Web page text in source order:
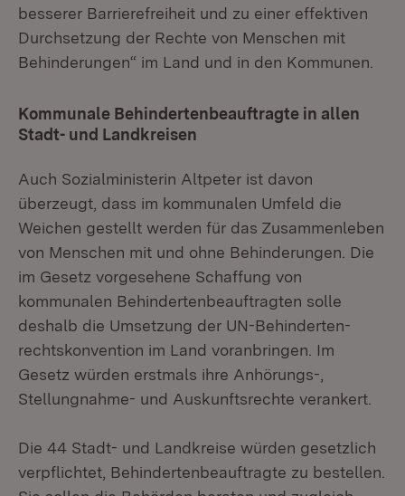
besserer Barrierefreiheit und zu einer effektiven
Durchsetzung der Rechte von Menschen mit
Behinderungen“ im Land und in den Kommunen.
Kommunale Behindertenbeauftragte in allen
Stadt- und Landkreisen
Auch Sozialministerin Altpeter ist davon
überzeugt, dass im kommunalen Umfeld die
Weichen gestellt werden für das Zusammenleben
von Menschen mit und ohne Behinderungen. Die
im Gesetz vorgesehene Schaffung von
kommunalen Behindertenbeauftragten solle
deshalb die Umsetzung der UN-Behinderten-
rechtskonvention im Land voranbringen. Im
Gesetz würden erstmals ihre Anhörungs-,
Stellungnahme- und Auskunftsrechte verankert.
Die 44 Stadt- und Landkreise würden gesetzlich
verpflichtet, Behindertenbeauftragte zu bestellen.